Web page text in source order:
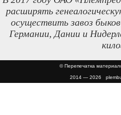
расширять
осуществить завоз
Германии, Дании и
© Перепечатка
2014 — 2026